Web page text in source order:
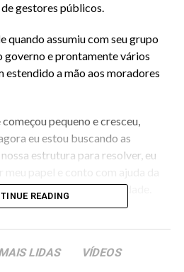
gestores públicos.
quando assumiu com seu grupo
governo e prontamente vários
estendido a mão aos moradores
pequeno e cresceu,
eu estou buscando as
estrutura para resolver, eu
em agenda na localidade.
READING
LIDAS VÍDEOS